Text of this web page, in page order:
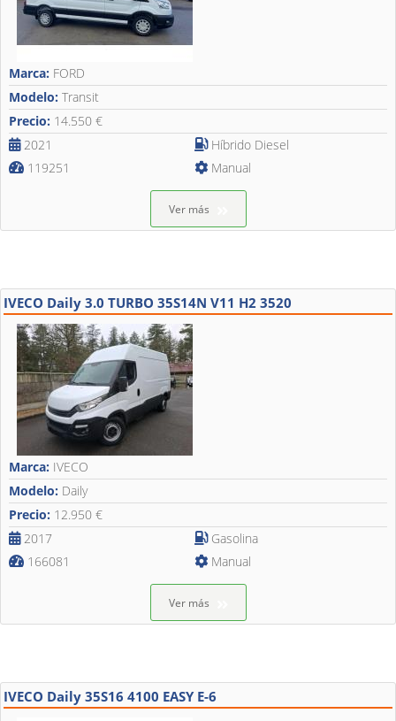
Marca: FORD
Modelo: Transit
Precio: 14.550 €
2021
119251
Híbrido Diesel
Manual
Ver más
IVECO Daily 3.0 TURBO 35S14N V11 H2 3520
Marca: IVECO
Modelo: Daily
Precio: 12.950 €
2017
166081
Gasolina
Manual
Ver más
IVECO Daily 35S16 4100 EASY E-6